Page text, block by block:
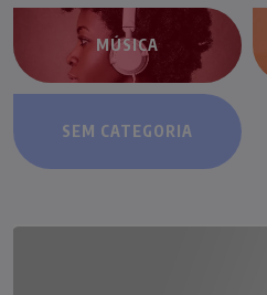
MÚSICA
SEM CATEGORIA